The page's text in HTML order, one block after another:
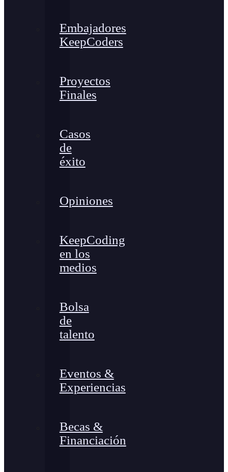
Embajadores
KeepCoders
Proyectos
Finales
Casos
de
éxito
Opiniones
KeepCoding
en los
medios
Bolsa
de
talento
Eventos &
Experiencias
Becas &
Financiación